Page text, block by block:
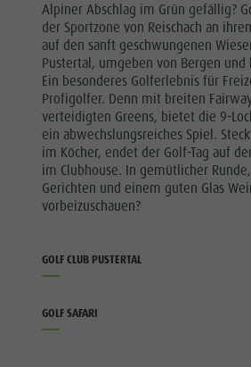
Alpiner Abschlag im Grün gefällig?
der Sportzone von Reischach an
auf den sanft geschwungenen
Pustertal, umgeben von Bergen und
Ein besonderes Golferlebnis für
Profigolfer. Denn mit breiten
verteidigten Greens, bietet die 9-
ein abwechslungsreiches Spiel.
im Köcher, endet der Golf-Tag auf
im Clubhouse. In gemütlicher
Gerichten und einem guten Glas
vorbeizuschauen?
GOLF CLUB PUSTERTAL
GOLF SAFARI